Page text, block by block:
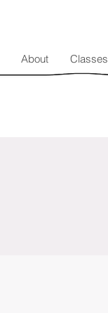
About Classes